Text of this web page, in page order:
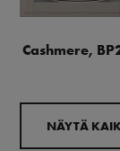
Cashmere,
NÄYTÄ